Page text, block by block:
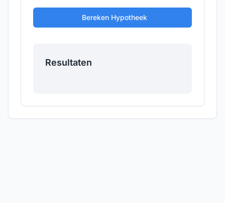
Bereken Hypotheek
Resultaten